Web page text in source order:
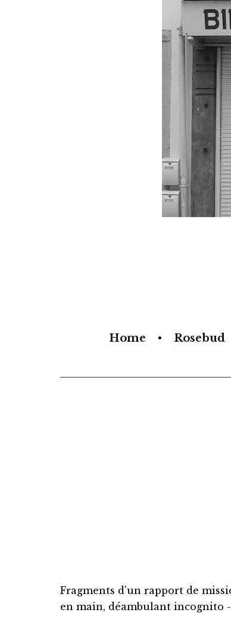
formHome Rosebud
Fragments d'un rapport de
en main, déambulant incognito